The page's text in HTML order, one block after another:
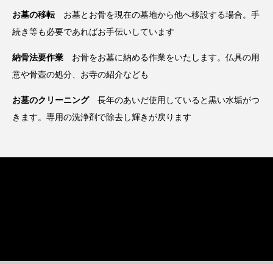
お墓の移転お墓とお骨を現在の墓地から他へ移設する場合。手
続き等も必要であればお手伝いしています
納骨法要作業 お骨をお墓に納める作業をいたします。仏具の用
意や骨壺の処分、お寺の紹介なども
お墓のクリーニング長年のあいだ使用していると黒い水垢がつ
きます。専用の洗浄剤で除去し輝きが戻ります